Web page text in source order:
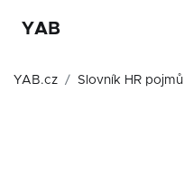
YAB
YAB.cz Slovník HR pojmů